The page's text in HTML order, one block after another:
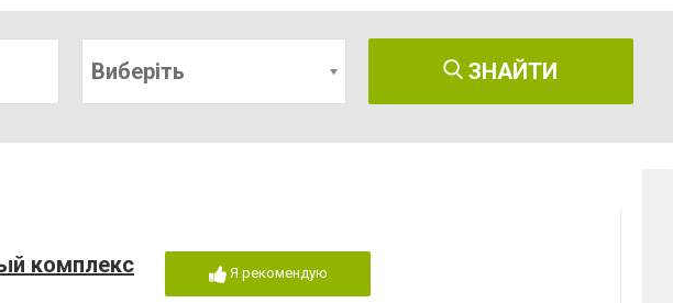
Виберіть ЗНАЙТИ
комплекс
Я рекомендую